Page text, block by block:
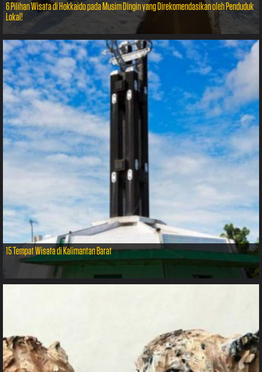
6 Pilihan Wisata di Hokkaido pada Musim Dingin yang Direkomendasikan oleh Penduduk
Lokal!
15 Tempat Wisata di Kalimantan Barat